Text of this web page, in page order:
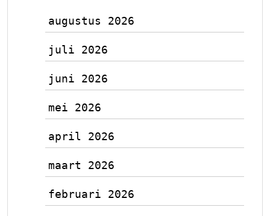
augustus 2026
juli 2026
juni 2026
mei 2026
april 2026
maart 2026
februari 2026